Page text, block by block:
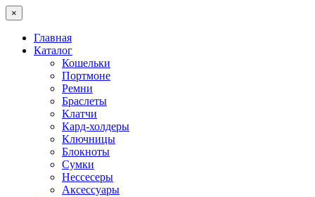
×
Главная
Каталог
Кошельки
Портмоне
Ремни
Браслеты
Клатчи
Кард-холдеры
Ключницы
Блокноты
Сумки
Нессесеры
Аксессуары